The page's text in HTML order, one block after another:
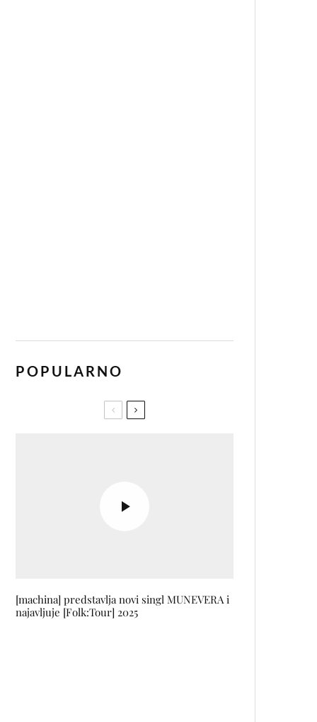
POPULARNO
[machina] predstavlja novi singl MUNEVERA i
najavljuje [Folk:Tour] 2025